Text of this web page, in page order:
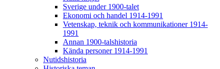
Sverige under 1900-talet
Ekonomi och handel 1914-1991
Vetenskap, teknik och kommunikationer 1914-
1991
Annan 1900-talshistoria
Kända personer 1914-1991
Nutidshistoria